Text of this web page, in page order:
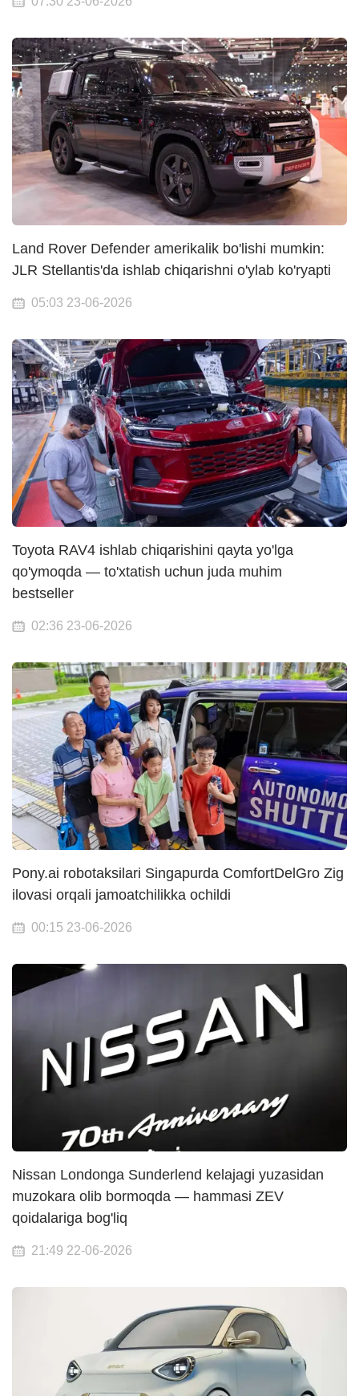
Land Rover Defender amerikalik bo'lishi mumkin:
JLR Stellantis'da ishlab chiqarishni o'ylab ko'ryapti
05:03 23-06-2026
Toyota RAV4 ishlab chiqarishini qayta yo'lga
qo'ymoqda — to'xtatish uchun juda muhim
bestseller
02:36 23-06-2026
Pony.ai robotaksilari Singapurda ComfortDelGro Zig
ilovasi orqali jamoatchilikka ochildi
00:15 23-06-2026
Nissan Londonga Sunderlend kelajagi yuzasidan
muzokara olib bormoqda — hammasi ZEV
qoidalariga bog'liq
21:49 22-06-2026